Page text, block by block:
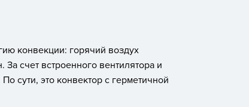
конвекции: горячий воздух
счет встроенного вентилятора и
сути, это конвектор с герметичной